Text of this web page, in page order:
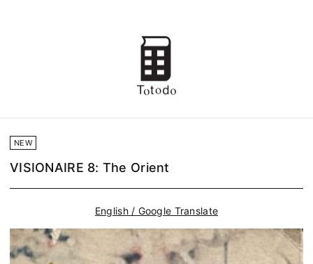
NEW
VISIONAIRE 8: The Orient
English / Google Translate